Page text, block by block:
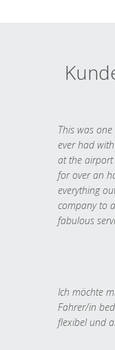
This was
ever had
at the airport
for over an
everything
company to
fabulous
Ich möchte
Fahrer/in
flexibel und